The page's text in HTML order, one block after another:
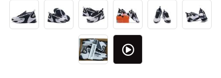
Jordan Tatum
adidas Samba